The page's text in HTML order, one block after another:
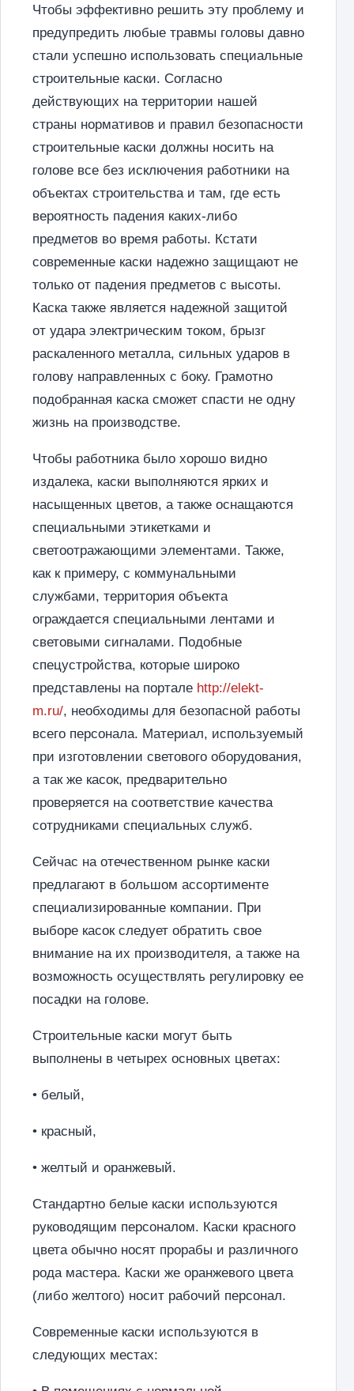
Чтобы эффективно решить эту проблему и
предупредить любые травмы головы давно
стали успешно использовать специальные
строительные каски. Согласно
действующих на территории нашей
страны нормативов и правил безопасности
строительные каски должны носить на
голове все без исключения работники на
объектах строительства и там, где есть
вероятность падения каких-либо
предметов во время работы. Кстати
современные каски надежно защищают не
только от падения предметов с высоты.
Каска также является надежной защитой
от удара электрическим током, брызг
раскаленного металла, сильных ударов в
голову направленных с боку. Грамотно
подобранная каска сможет спасти не одну
жизнь на производстве.
Чтобы работника было хорошо видно
издалека, каски выполняются ярких и
насыщенных цветов, а также оснащаются
специальными этикетками и
светоотражающими элементами. Также,
как к примеру, с коммунальными
службами, территория объекта
ограждается специальными лентами и
световыми сигналами. Подобные
спецустройства, которые широко
представлены на портале http://elekt-
m.ru/, необходимы для безопасной работы
всего персонала. Материал, используемый
при изготовлении светового оборудования,
а так же касок, предварительно
проверяется на соответствие качества
сотрудниками специальных служб.
Сейчас на отечественном рынке каски
предлагают в большом ассортименте
специализированные компании. При
выборе касок следует обратить свое
внимание на их производителя, а также на
возможность осуществлять регулировку ее
посадки на голове.
Строительные каски могут быть
выполнены в четырех основных цветах:
• белый,
• красный,
• желтый и оранжевый.
Стандартно белые каски используются
руководящим персоналом. Каски красного
цвета обычно носят прорабы и различного
рода мастера. Каски же оранжевого цвета
(либо желтого) носит рабочий персонал.
Современные каски используются в
следующих местах: